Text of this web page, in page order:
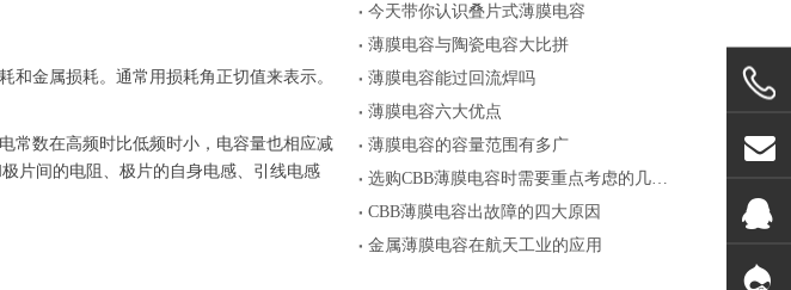
金属损耗。通常用损耗角正切值来表示。
常数在高频时比低频时小，电容量也相应减
片间的电阻、极片的自身电感、引线电感
今天带你认识叠片式薄膜电容
薄膜电容与陶瓷电容大比拼
薄膜电容能过回流焊吗
薄膜电容六大优点
薄膜电容的容量范围有多广
选购CBB薄膜电容时需要重点考虑的几个参数
CBB薄膜电容出故障的四大原因
金属薄膜电容在航天工业的应用